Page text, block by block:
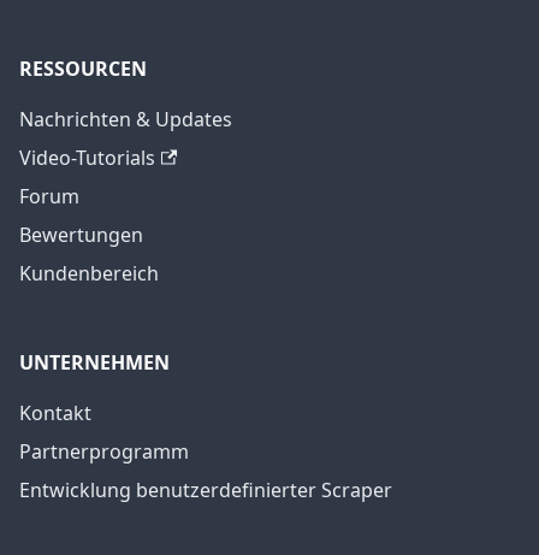
RESSOURCEN
Nachrichten & Updates
Video-Tutorials
Forum
Bewertungen
Kundenbereich
UNTERNEHMEN
Kontakt
Partnerprogramm
Entwicklung benutzerdefinierter Scraper